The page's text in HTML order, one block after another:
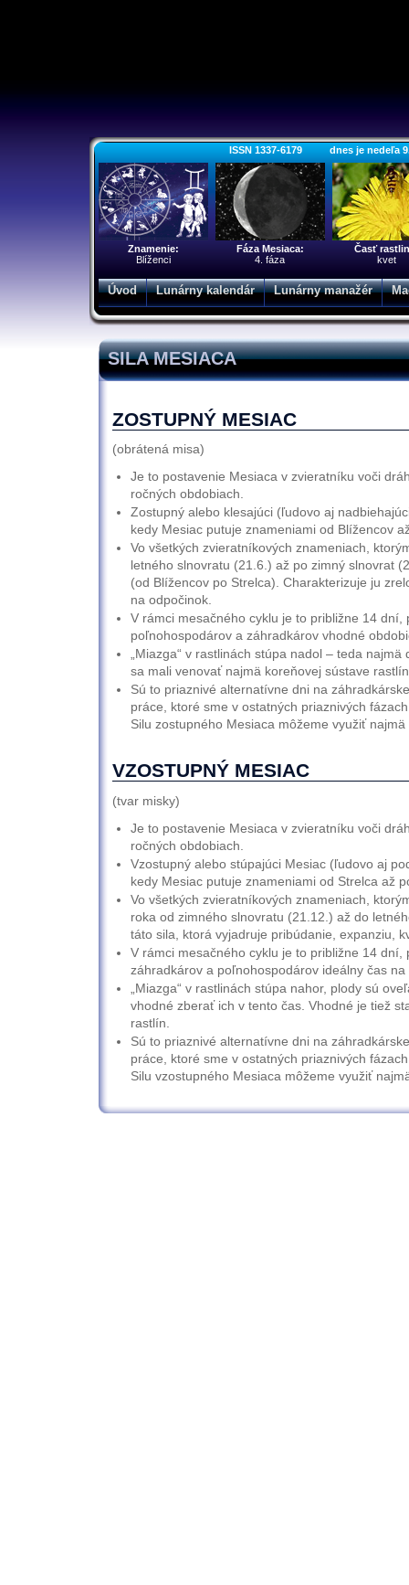
ISSN 1337-6179 dnes je nedeľa 9.
Znamenie:
Blíženci
Fáza Mesiaca:
4. fáza
Časť
kvet
Úvod Lunárny kalendár Lunárny manažér
SILA MESIACA
ZOSTUPNÝ MESIAC
(obrátená misa)
Je to postavenie Mesiaca v zvieratníku voči
ročných obdobiach.
Zostupný alebo klesajúci (ľudovo aj
kedy Mesiac putuje znameniami od Blížencov
Vo všetkých zvieratníkových znameniach,
letného slnovratu (21.6.) až po zimný slnovrat
(od Blížencov po Strelca). Charakterizuje ju
na odpočinok.
V rámci mesačného cyklu je to približne 14 dní,
poľnohospodárov a záhradkárov vhodné
„Miazga“ v rastlinách stúpa nadol – teda
sa mali venovať najmä koreňovej sústave
Sú to priaznivé alternatívne dni na
práce, ktoré sme v ostatných priaznivých
Silu zostupného Mesiaca môžeme využiť
VZOSTUPNÝ MESIAC
(tvar misky)
Je to postavenie Mesiaca v zvieratníku voči
ročných obdobiach.
Vzostupný alebo stúpajúci Mesiac (ľudovo aj
kedy Mesiac putuje znameniami od Strelca až
Vo všetkých zvieratníkových znameniach,
roka od zimného slnovratu (21.12.) až do
táto sila, ktorá vyjadruje pribúdanie, expanziu,
V rámci mesačného cyklu je to približne 14 dní,
záhradkárov a poľnohospodárov ideálny čas na
„Miazga“ v rastlinách stúpa nahor, plody sú
vhodné zberať ich v tento čas. Vhodné je tiež
rastlín.
Sú to priaznivé alternatívne dni na
práce, ktoré sme v ostatných priaznivých
Silu vzostupného Mesiaca môžeme využiť